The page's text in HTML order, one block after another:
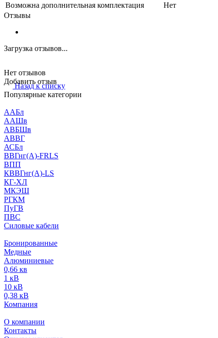
Возможна дополнительная комплектация
Нет
Отзывы
Загрузка отзывов...
Нет отзывов
Добавить отзыв
Назад к списку
Популярные категории
ААБл
ААШв
АВБШв
АВВГ
АСБл
ВВГнг(А)-FRLS
ВПП
КВВГнг(А)-LS
КГ-ХЛ
МКЭШ
РГКМ
ПуГВ
ПВС
Силовые кабели
Бронированные
Медные
Алюминиевые
0,66 кв
1 кВ
10 кВ
0,38 кВ
Компания
О компании
Контакты